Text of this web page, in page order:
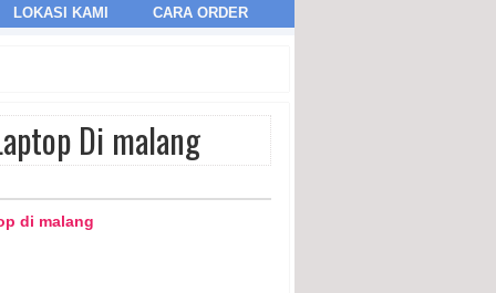
LOKASI KAMI CARA ORDER
Di malang
di malang